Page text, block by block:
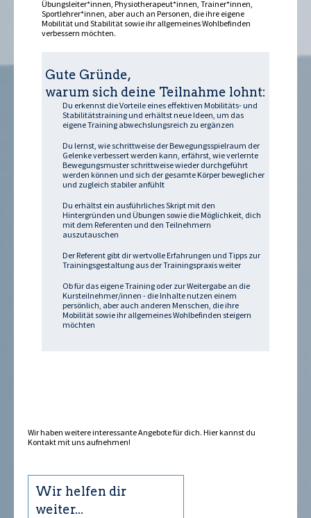
Übungsleiter*innen, Physiotherapeut*innen, Trainer*innen,
Sportlehrer*innen, aber auch an Personen, die ihre eigene
Mobilität und Stabilität sowie ihr allgemeines Wohlbefinden
verbessern möchten.
Gute Gründe,
warum sich deine Teilnahme lohnt:
Du erkennst die Vorteile eines effektiven Mobilitäts- und
Stabilitätstraining und erhältst neue Ideen, um das
eigene Training abwechslungsreich zu ergänzen
Du lernst, wie schrittweise der Bewegungsspielraum der
Gelenke verbessert werden kann, erfährst, wie verlernte
Bewegungsmuster schrittweise wieder durchgeführt
werden können und sich der gesamte Körper beweglicher
und zugleich stabiler anfühlt
Du erhältst ein ausführliches Skript mit den
Hintergründen und Übungen sowie die Möglichkeit, dich
mit dem Referenten und den Teilnehmern
auszutauschen
Der Referent gibt dir wertvolle Erfahrungen und Tipps zur
Trainingsgestaltung aus der Trainingspraxis weiter
Ob für das eigene Training oder zur Weitergabe an die
Kursteilnehmer/innen - die Inhalte nutzen einem
persönlich, aber auch anderen Menschen, die ihre
Mobilität sowie ihr allgemeines Wohlbefinden steigern
möchten
Wir haben weitere interessante Angebote für dich. Hier kannst du
Kontaktmit uns aufnehmen!
Wir helfen dir
weiter...